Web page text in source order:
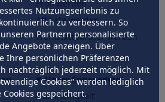
Nutzungserlebnis zu
zu verbessern. So
Partnern personalisierte
Angebote anzeigen. Über
Ihre persönlichen Präferenzen
nachträglich jederzeit möglich. Mit
Cookies” werden lediglich
gespeichert.
Profi werden
Affiliate werden
Werkstattpartner werden
Unser Engagement
Nachhaltigkeit